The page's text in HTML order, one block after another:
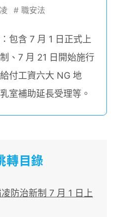
# 職安法
包含 7 月 1 日正式上
、7 月 21 日開始施行
付工資六大 NG 地
室補助延長受理等。
轉目錄
防治新制 7 月 1 日上